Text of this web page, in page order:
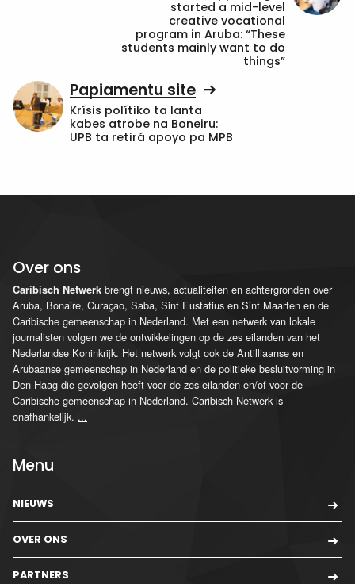
started a mid-level
creative vocational
program in Aruba: “These
students mainly want to do
things”
Papiamentu site
Krísis polítiko ta lanta
kabes atrobe na Boneiru:
UPB ta retirá apoyo pa MPB
Over ons
Caribisch Netwerk brengt nieuws, actualiteiten en achtergronden over
Aruba, Bonaire, Curaçao, Saba, Sint Eustatius en Sint Maarten en de
Caribische gemeenschap in Nederland. Met een netwerk van lokale
journalisten volgen we de ontwikkelingen op de zes eilanden van het
Nederlandse Koninkrijk. Het netwerk volgt ook de Antilliaanse en
Arubaanse gemeenschap in Nederland en de politieke besluitvorming in
Den Haag die gevolgen heeft voor de zes eilanden en/of voor de
Caribische gemeenschap in Nederland. Caribisch Netwerk is
onafhankelijk. ...
Menu
NIEUWS
OVER ONS
PARTNERS